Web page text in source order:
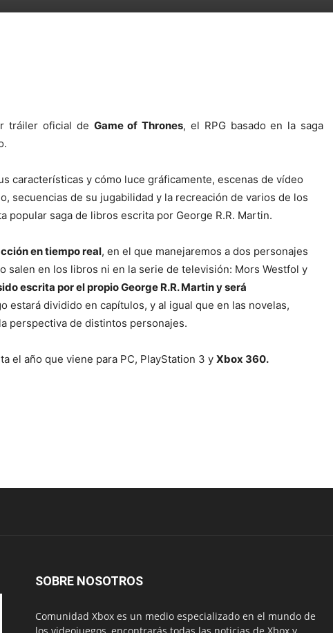
tráiler oficial de Game of Thrones, el RPG basado en la saga
características y cómo luce gráficamente, escenas de vídeo
secuencias de su jugabilidad y la recreación de varios de los
popular saga de libros escrita por George R.R. Martin.
en tiempo real, en el que manejaremos a dos personajes
salen en los libros ni en la serie de televisión: Mors Westfol y
escrita por el propio George R.R. Martin y será
estará dividido en capítulos, y al igual que en las novelas,
perspectiva de distintos personajes.
el año que viene para PC, PlayStation 3 y Xbox 360.
SOBRE NOSOTROS
Comunidad Xbox es un medio especializado en el mundo de